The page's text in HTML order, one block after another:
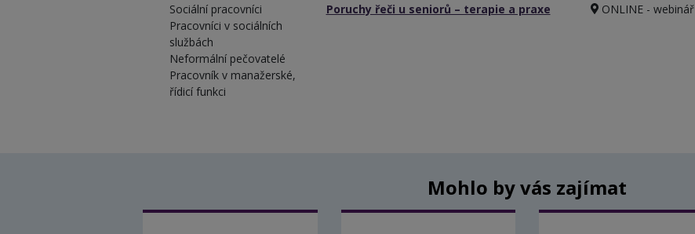
Sociální pracovníci
Pracovníci v sociálních
službách
Neformální pečovatelé
Pracovník v manažerské,
řídicí funkci
Poruchy řeči u seniorů – terapie a praxe ONLINE - webinář
Mohlo by vás zajímat